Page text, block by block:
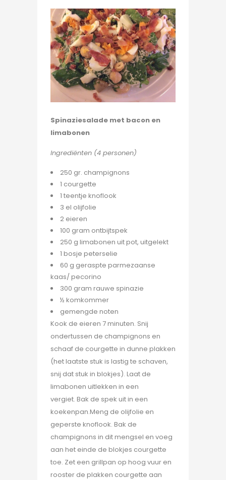
Spinaziesalade met bacon en
limabonen
Ingrediënten (4 personen)
250 gr. champignons
1 courgette
1 teentje knoflook
3 el olijfolie
2 eieren
100 gram ontbijtspek
250 g limabonen uit pot, uitgelekt
1 bosje peterselie
60 g geraspte parmezaanse
kaas/ pecorino
300 gram rauwe spinazie
½ komkommer
gemengde noten
Kook de eieren 7 minuten. Snij
ondertussen de champignons en
schaaf de courgette in dunne plakken
(het laatste stuk is lastig te schaven,
snij dat stuk in blokjes). Laat de
limabonen uitlekken in een
vergiet. Bak de spek uit in een
koekenpan.Meng de olijfolie en
geperste knoflook. Bak de
champignons in dit mengsel en voeg
aan het einde de blokjes courgette
toe. Zet een grillpan op hoog vuur en
rooster de plakken courgette aan